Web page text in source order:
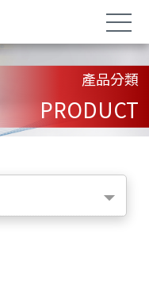
產品分類
PRODUCT